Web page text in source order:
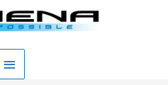
Huvudmeny